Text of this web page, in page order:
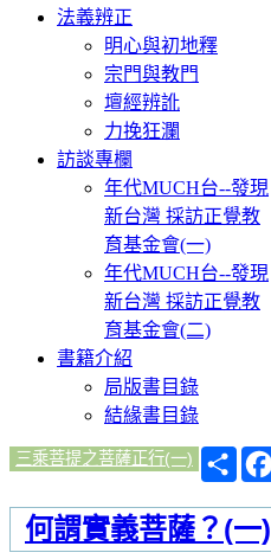
法義辨正
明心與初地釋
宗門與教門
壇經辨訛
力挽狂瀾
訪談專欄
年代MUCH台--發現
新台灣 採訪正覺教
育基金會(一)
年代MUCH台--發現
新台灣 採訪正覺教
育基金會(二)
書籍介紹
局版書目錄
結緣書目錄
三乘菩提之菩薩正行(一)
分
享
何謂實義菩薩？(一)